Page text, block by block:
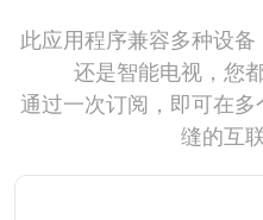
此应用程序兼容多种设
还是智能电视，您
通过一次订阅，即可在
缝的互